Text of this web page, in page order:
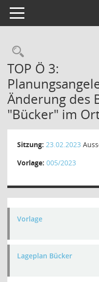
Toggle navigation
TOP Ö 3:
Änderung des
"Bücker" im
Sitzung: 23.02.2023
Vorlage: 005/2023
Vorlage
Lageplan Bücker